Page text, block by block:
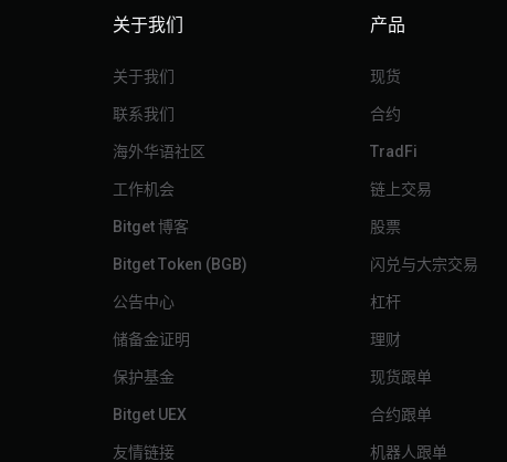
关于我们
关于我们
联系我们
海外华语社区
工作机会
Bitget 博客
Bitget Token (BGB)
公告中心
储备金证明
保护基金
Bitget UEX
友情链接
产品
现货
合约
TradFi
链上交易
股票
闪兑与大宗交易
杠杆
理财
现货跟单
合约跟单
机器人跟单